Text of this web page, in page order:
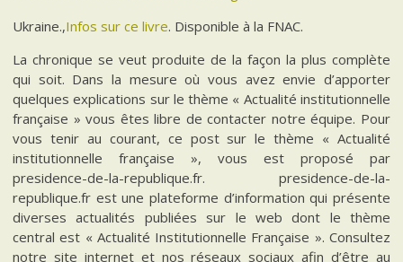
Ukraine.,Infos sur ce livre. Disponible à la FNAC.
La chronique se veut produite de la façon la plus complète
qui soit. Dans la mesure où vous avez envie d’apporter
quelques explications sur le thème « Actualité institutionnelle
française » vous êtes libre de contacter notre équipe. Pour
vous tenir au courant, ce post sur le thème « Actualité
institutionnelle française », vous est proposé par
presidence-de-la-republique.fr. presidence-de-la-
republique.fr est une plateforme d’information qui présente
diverses actualités publiées sur le web dont le thème
central est « Actualité Institutionnelle Française ». Consultez
notre site internet et nos réseaux sociaux afin d’être au